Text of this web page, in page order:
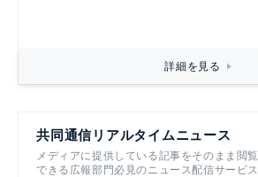
詳細を見る
共同通信リアルタイムニュース
メディアに提供している記事をそのまま閲覧
できる広報部門必見のニュース配信サービス